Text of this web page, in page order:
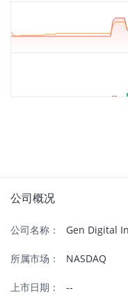
公司概况
公司名称： Gen Digital
所属市场： NASDAQ
上市日期： --